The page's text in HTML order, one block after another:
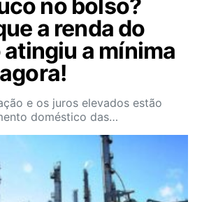
no bolso?
a renda do
a mínima
e os juros elevados estão
doméstico das…